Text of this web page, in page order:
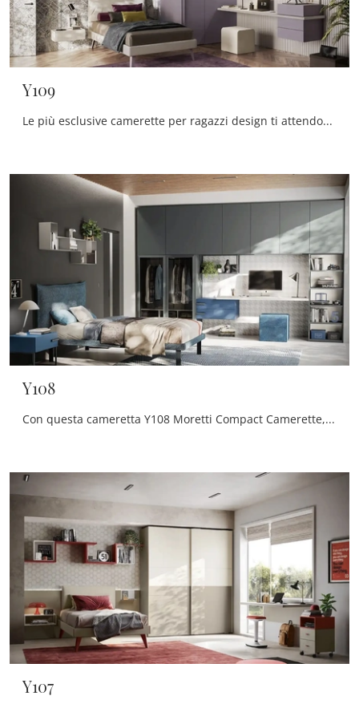
Y109
Le più esclusive camerette per ragazzi design ti attendono! Scopri il modello Y109 di Moretti Compact Camerette.
Y108
Con questa cameretta Y108 Moretti Compact Camerette, tra le soluzioni a ponte, potrai arredare stanze design per ragazzi.
Y107